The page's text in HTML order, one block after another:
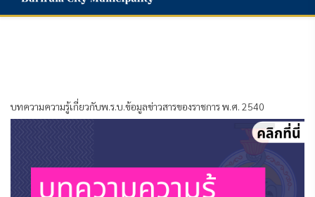
บทความความรู้เกี่ยวกับพ.ร.บ.ข้อมูลข่าวสารของราชการ พ.ศ. 2540